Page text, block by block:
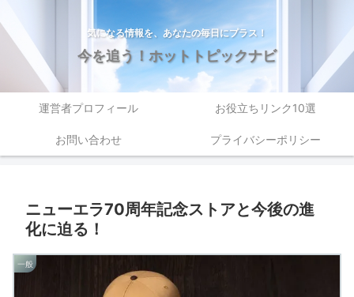
気になる情報を、あなたの毎日にプラス！
今を追う！ホットトピックナビ
運営者プロフィール お役立ちリンク10選
お問い合わせ プライバシーポリシー
ニューエラ70周年記念ストアと今後の進
化に迫る！
一般